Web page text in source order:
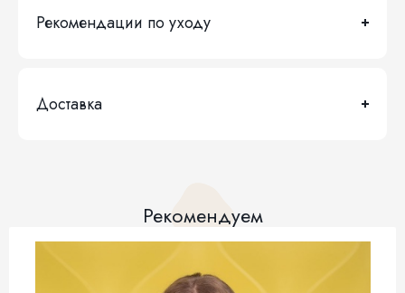
Рекомендации по уходу
Доставка
Рекомендуем